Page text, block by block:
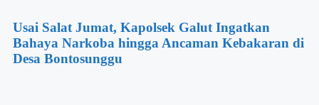
Usai Salat Jumat, Kapolsek Galut Ingatkan
Bahaya Narkoba hingga Ancaman Kebakaran di
Desa Bontosunggu